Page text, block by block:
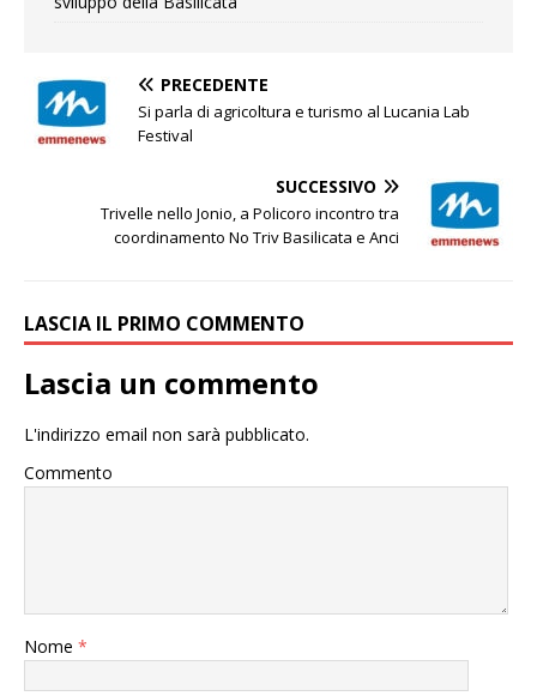
PRECEDENTE
Si parla di agricoltura e turismo al Lucania Lab
Festival
SUCCESSIVO
Trivelle nello Jonio, a Policoro incontro tra
coordinamento No Triv Basilicata e Anci
LASCIA IL PRIMO COMMENTO
Lascia un commento
L'indirizzo email non sarà pubblicato.
Commento
Nome *